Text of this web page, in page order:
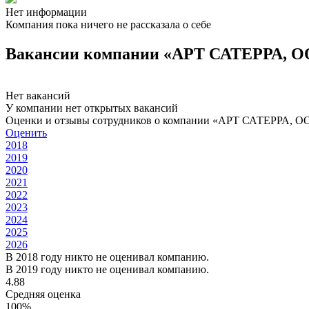
Нет информации
Компания пока ничего не рассказала о себе
Вакансии компании «АРТ САТЕРРА,
Нет вакансий
У компании нет открытых вакансий
Оценки и отзывы сотрудников о компании «АРТ САТЕРРА,
Оценить
2018
2019
2020
2021
2022
2023
2024
2025
2026
В 2018 году никто не оценивал компанию.
В 2019 году никто не оценивал компанию.
4.88
Средняя оценка
100%